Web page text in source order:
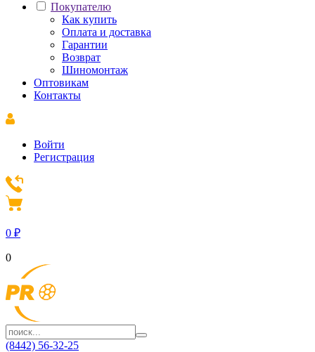
Покупателю
Как купить
Оплата и доставка
Гарантии
Возврат
Шиномонтаж
Оптовикам
Контакты
Войти
Регистрация
0 ₽
0
(8442) 56-32-25